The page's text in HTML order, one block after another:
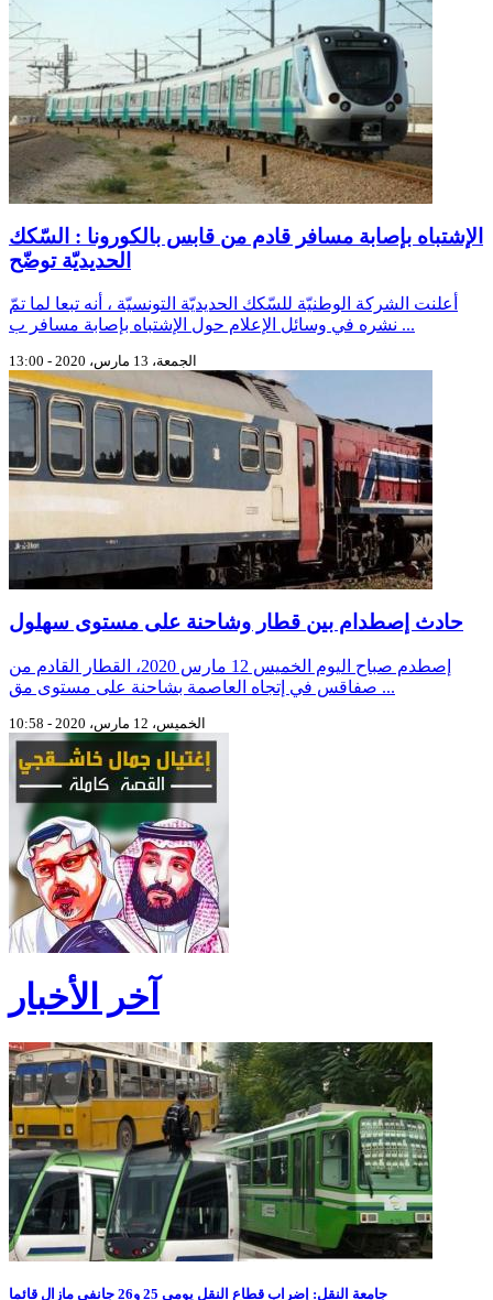
الإشتباه بإصابة مسافر قادم من قابس بالكورونا : السّكك
الحديديّة توضّح
أعلنت الشركة الوطنيّة للسّكك الحديديّة التونسيّة ، أنه تبعا لما تمّ
نشره في وسائل الإعلام حول الإشتباه بإصابة مسافر ب ...
الجمعة، 13 مارس، 2020 - 13:00
حادث إصطدام بين قطار وشاحنة على مستوى سهلول
إصطدم صباح اليوم الخميس 12 مارس 2020، القطار القادم من
صفاقس في إتجاه العاصمة بشاحنة على مستوى مق ...
الخميس، 12 مارس، 2020 - 10:58
آخر الأخبار
جامعة النقل: إضراب قطاع النقل يومي 25 و26 جانفي مازال قائما